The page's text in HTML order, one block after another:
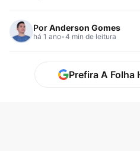
PorAnderson Gomes
há 1 ano•4 min de leitura
Prefira A Folha